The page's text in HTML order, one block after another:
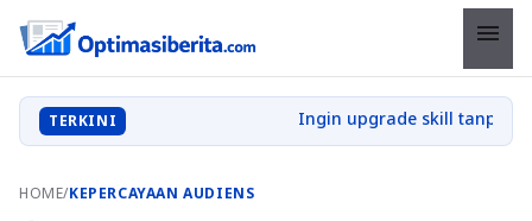
menu
TERKINI
HOME/KEPERCAYAAN AUDIENS